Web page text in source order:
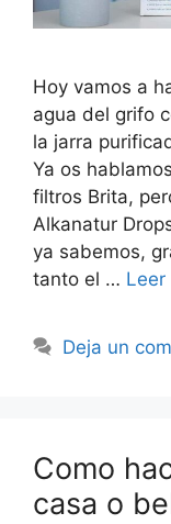
Hoy vamos a
agua del grifo
la jarra
Ya os
filtros Brita,
Alkanatur
ya sabemos,
tanto el … Leer
Deja un
Como
casa o